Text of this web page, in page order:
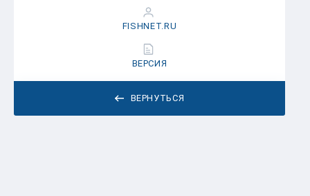
ВЕРНУТЬСЯ
FISHNET.RU
ВЕРСИЯ